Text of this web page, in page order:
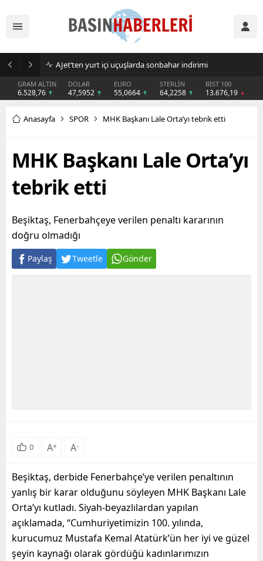
AJet’ten yurt içi uçuşlarda sonbahar indirimi
GRAM ALTIN
6.528,76
DOLAR
47,5952
EURO
55,0664
STERLİN
64,2258
BIST 100
13.676,19
Anasayfa SPOR MHK Başkanı Lale Orta’yı tebrik etti
MHK Başkanı Lale Orta’yı
tebrik etti
Beşiktaş, Fenerbahçeye verilen penaltı kararının
doğru olmadığı
Paylaş Tweetle Gönder
0 A+ A-
Beşiktaş, derbide Fenerbahçe’ye verilen penaltının
yanlış bir karar olduğunu söyleyen MHK Başkanı Lale
Orta’yı kutladı. Siyah-beyazlılardan yapılan
açıklamada, “Cumhuriyetimizin 100. yılında,
kurucumuz Mustafa Kemal Atatürk’ün her iyi ve güzel
şeyin kaynağı olarak gördüğü kadınlarımızın